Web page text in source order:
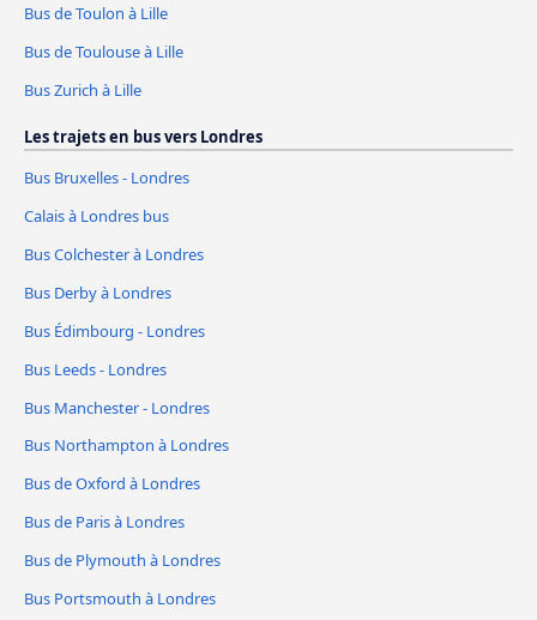
Bus de Toulon à Lille
Bus de Toulouse à Lille
Bus Zurich à Lille
Les trajets en bus vers Londres
Bus Bruxelles - Londres
Calais à Londres bus
Bus Colchester à Londres
Bus Derby à Londres
Bus Édimbourg - Londres
Bus Leeds - Londres
Bus Manchester - Londres
Bus Northampton à Londres
Bus de Oxford à Londres
Bus de Paris à Londres
Bus de Plymouth à Londres
Bus Portsmouth à Londres